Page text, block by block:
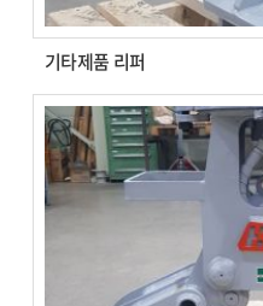
기타제품 리퍼